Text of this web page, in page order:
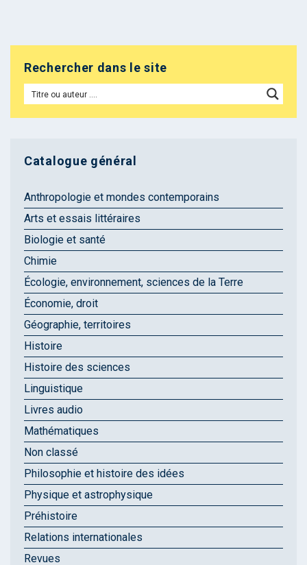
Rechercher dans le site
Catalogue général
Anthropologie et mondes contemporains
Arts et essais littéraires
Biologie et santé
Chimie
Écologie, environnement, sciences de la Terre
Économie, droit
Géographie, territoires
Histoire
Histoire des sciences
Linguistique
Livres audio
Mathématiques
Non classé
Philosophie et histoire des idées
Physique et astrophysique
Préhistoire
Relations internationales
Revues